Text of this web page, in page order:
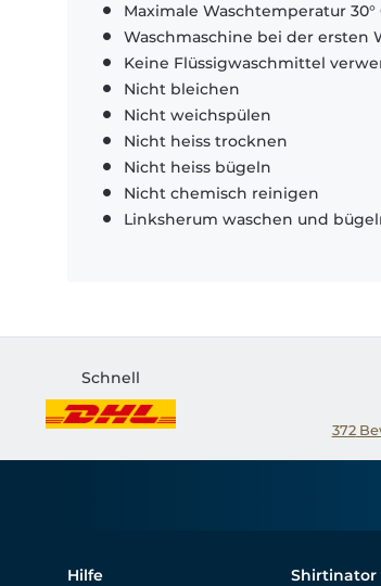
Maximale Waschtemperatur 30°
Waschmaschine bei der ersten
Keine Flüssigwaschmittel
Nicht bleichen
Nicht weichspülen
Nicht heiss trocknen
Nicht heiss bügeln
Nicht chemisch reinigen
Linksherum waschen und
Schnell
372
Hilfe
Shirtinator